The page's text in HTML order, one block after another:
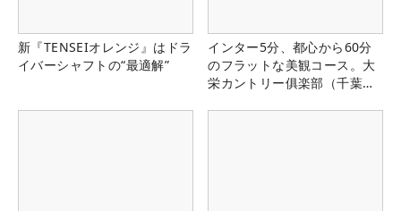
新『TENSEIオレンジ』はドラ
イバーシャフトの“最適解”
インター5分、都心から60分
のフラットな美観コース。大
栄カントリー俱楽部（千葉